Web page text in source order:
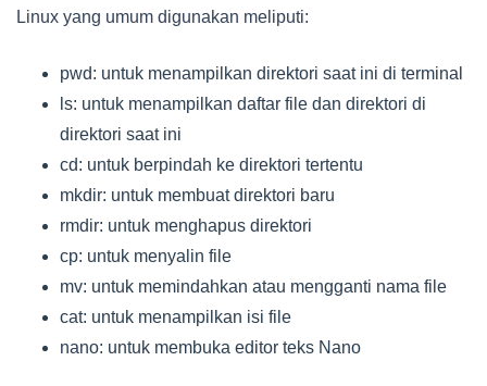
Linux yang umum digunakan meliputi:
pwd: untuk menampilkan direktori saat ini di terminal
ls: untuk menampilkan daftar file dan direktori di
direktori saat ini
cd: untuk berpindah ke direktori tertentu
mkdir: untuk membuat direktori baru
rmdir: untuk menghapus direktori
cp: untuk menyalin file
mv: untuk memindahkan atau mengganti nama file
cat: untuk menampilkan isi file
nano: untuk membuka editor teks Nano